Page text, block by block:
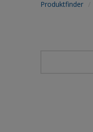
Produktfinder